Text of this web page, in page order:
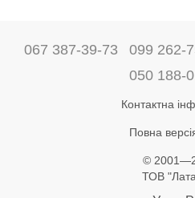
067 387-39-73 099 262-
050 188-
Контактна
Повна
©
ТОВ